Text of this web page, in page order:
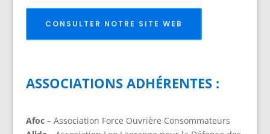
CONSULTER NOTRE SITE WEB
ASSOCIATIONS ADHÉRENTES :
Afoc– Association Force Ouvrière Consommateurs